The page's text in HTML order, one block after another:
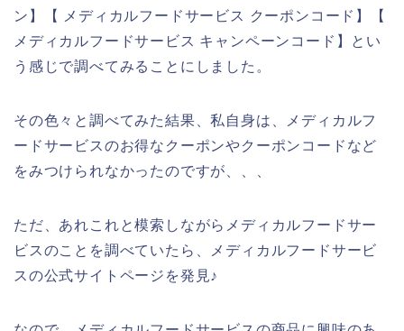
ン】【 メディカルフードサービス クーポンコード】【
メディカルフードサービス キャンペーンコード】とい
う感じで調べてみることにしました。
その色々と調べてみた結果、私自身は、メディカルフ
ードサービスのお得なクーポンやクーポンコードなど
をみつけられなかったのですが、、、
ただ、あれこれと模索しながらメディカルフードサー
ビスのことを調べていたら、メディカルフードサービ
スの公式サイトページを発見♪